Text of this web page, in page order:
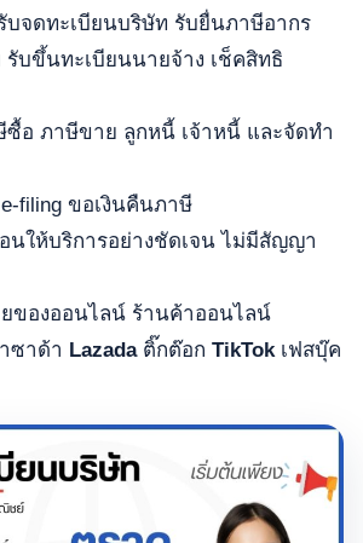
จดทะเบียนบริษัท รับยื่นภาษีอากร
บขึ้นทะเบียนนายจ้าง เช็คสิทธิ
ซื้อ ภาษีขาย ลูกหนี้ เจ้าหนี้ และจัดทำ
filing ขอเงินคืนภาษี
นให้บริการอย่างชัดเจน ไม่มีสัญญา
ของออนไลน์ ร้านค้าออนไลน์
ซาด้า Lazadaติ๊กต๊อก TikTokเฟสบุ๊ค